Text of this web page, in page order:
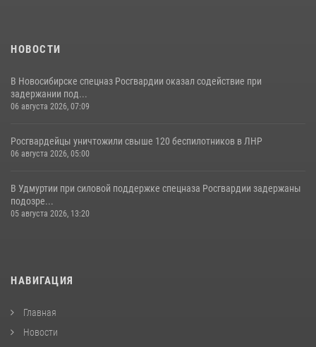
НОВОСТИ
В Новосибирске спецназ Росгвардии оказал содействие при
задержании под...
06 августа 2026, 07:09
Росгвардейцы уничтожили свыше 120 беспилотников в ЛНР
06 августа 2026, 05:00
В Удмуртии при силовой поддержке спецназа Росгвардии задержаны
подозре...
05 августа 2026, 13:20
НАВИГАЦИЯ
Главная
Новости